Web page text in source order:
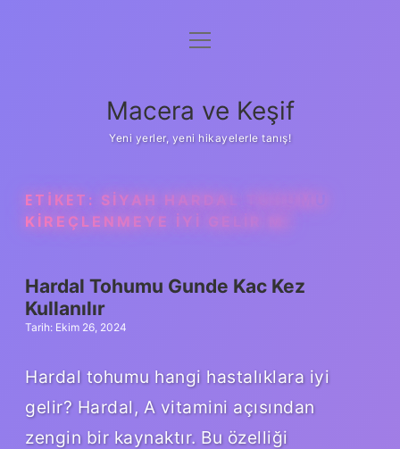
Anasayfa
Yasal Uyarı
menüyü
Macera ve Keşif
Yeni yerler, yeni hikayelerle tanış!
ETIKET: SIYAH HARDAL TOHUMU
KIREÇLENMEYE IYI GELIR MI
Hardal Tohumu Gunde Kac Kez
Kullanılır
Tarih: Ekim 26, 2024
Hardal tohumu hangi hastalıklara iyi
gelir? Hardal, A vitamini açısından
zengin bir kaynaktır. Bu özelliği